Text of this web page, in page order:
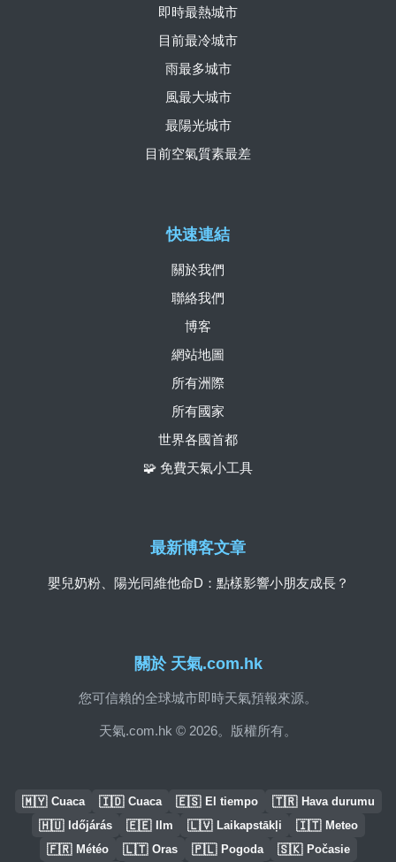
關於 天氣.com.hk
您可信賴的全球城市即時天氣預報來源。
天氣.com.hk © 2026。版權所有。
快速連結
關於我們
聯絡我們
博客
網站地圖
所有洲際
所有國家
世界各國首都
🧩 免費天氣小工具
即時最熱城市
目前最冷城市
雨最多城市
風最大城市
最陽光城市
目前空氣質素最差
最新博客文章
嬰兒奶粉、陽光同維他命D：點樣影響小朋友成長？
🇲🇾 Cuaca 🇮🇩 Cuaca 🇪🇸 El tiempo 🇹🇷 Hava durumu
🇭🇺 Időjárás 🇪🇪 Ilm 🇱🇻 Laikapstākļi 🇮🇹 Meteo
🇫🇷 Météo 🇱🇹 Oras 🇵🇱 Pogoda 🇸🇰 Počasie